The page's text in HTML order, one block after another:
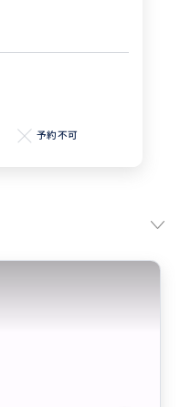
予約不可